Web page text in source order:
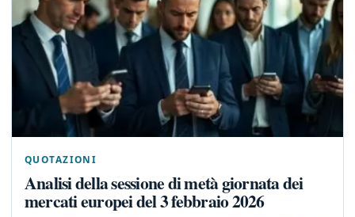
QUOTAZIONI
Analisi della sessione di metà giornata dei
mercati europei del 3 febbraio 2026